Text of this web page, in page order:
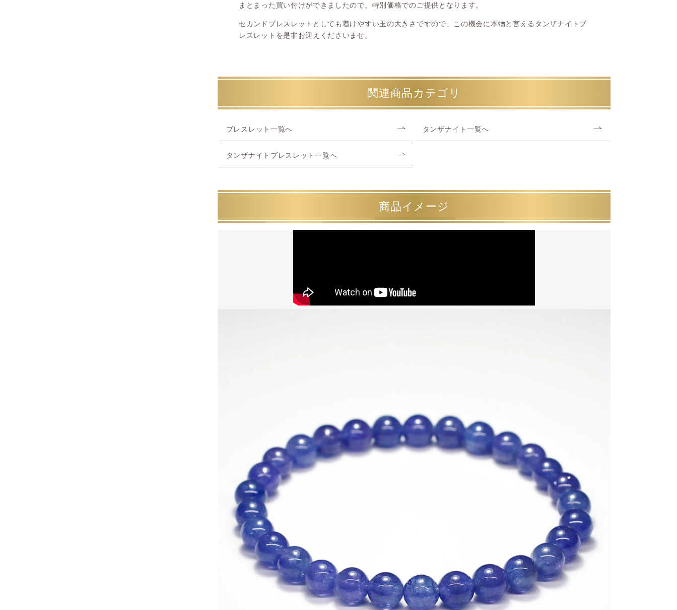
まとまった買い付けができましたので、特別価格でのご提供となります。
セカンドブレスレットとしても着けやすい玉の大きさですので、この機会に本物と言えるタンザナイトブ
レスレットを是非お迎えくださいませ。
関連商品カテゴリ
ブレスレット一覧へ タンザナイト一覧へ
タンザナイトブレスレット一覧へ
商品イメージ